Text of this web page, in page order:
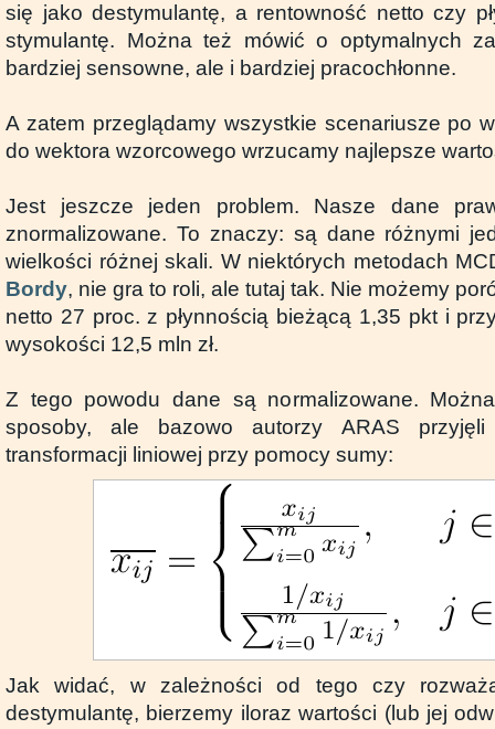
się jako destymulantę, a rentowność netto czy
stymulantę. Można też mówić o optymalnych
bardziej sensowne, ale i bardziej pracochłonne.
A zatem przeglądamy wszystkie scenariusze po
do wektora wzorcowego wrzucamy najlepsze
Jest jeszcze jeden problem. Nasze dane
znormalizowane. To znaczy: są dane różnymi
wielkości różnej skali. W niektórych metodach
Bordy, nie gra to roli, ale tutaj tak. Nie możemy
netto 27 proc. z płynnością bieżącą 1,35 pkt i
wysokości 12,5 mln zł.
Z tego powodu dane są normalizowane.
sposoby, ale bazowo autorzy ARAS przyjęli
transformacji liniowej przy pomocy sumy:
Jak widać, w zależności od tego czy
destymulantę, bierzemy iloraz wartości (lub jej